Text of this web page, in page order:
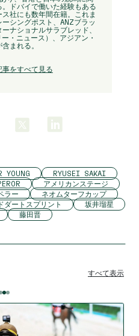
ドバイで働いた経験もある
社にも数年間在籍。これま
シングポスト、ANZブラッ
ナショナルサラブレッド、
・ニュース）、アジアン・
まれる。
をすべて見る
YOUNG
RYUSEI SAKAI
アメリカンステージ
ラー
ネオムターフカップ
ダートスプリント
坂井瑠星
藤田晋
すべて表示